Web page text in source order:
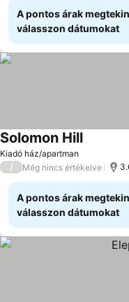
A pontos árak
válasszon dátumokat
Kiadó ház/apartman
Solomon Hill
/ Még nincs értékelve
A pontos árak
válasszon dátumokat